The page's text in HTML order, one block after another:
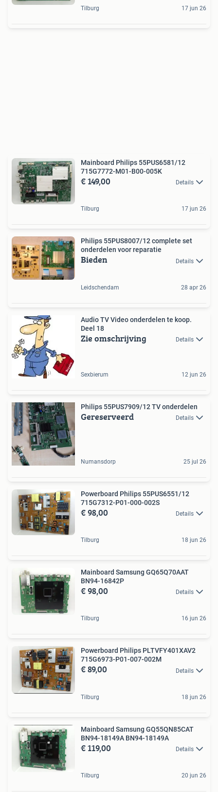
Tilburg 17 jun 26
Mainboard Philips 55PUS6581/12
715G7772-M01-B00-005K
€ 149,00 Details
Tilburg 17 jun 26
Philips 55PUS8007/12 complete set
onderdelen voor reparatie
Bieden Details
Leidschendam 28 apr 26
Audio TV Video onderdelen te koop.
Deel 18
Zie omschrijving Details
Sexbierum 12 jun 26
Philips 55PUS7909/12 TV onderdelen
Gereserveerd Details
Numansdorp 25 jul 26
Powerboard Philips 55PUS6551/12
715G7312-P01-000-002S
€ 98,00 Details
Tilburg 18 jun 26
Mainboard Samsung GQ65Q70AAT
BN94-16842P
€ 98,00 Details
Tilburg 16 jun 26
Powerboard Philips PLTVFY401XAV2
715G6973-P01-007-002M
€ 89,00 Details
Tilburg 18 jun 26
Mainboard Samsung GQ55QN85CAT
BN94-18149A BN94-18149A
€ 119,00 Details
Tilburg 20 jun 26